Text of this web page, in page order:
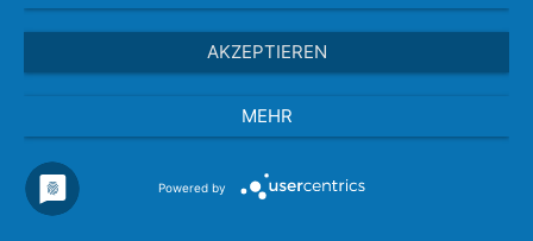
AKZEPTIEREN
MEHR
Powered by